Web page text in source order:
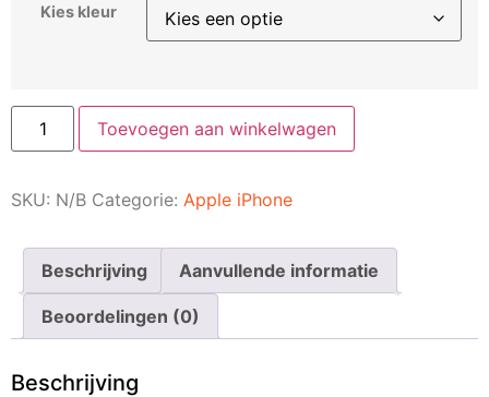
Kies kleur
Toevoegen aan winkelwagen
SKU: N/B Categorie: Apple iPhone
Beschrijving Aanvullende informatie
Beoordelingen (0)
Beschrijving